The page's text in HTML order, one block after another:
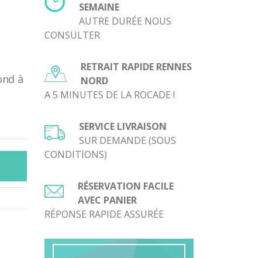
à
SEMAINE
AUTRE DURÉE NOUS
CONSULTER
RETRAIT RAPIDE RENNES
NORD
A 5 MINUTES DE LA ROCADE !
SERVICE LIVRAISON
SUR DEMANDE (SOUS
CONDITIONS)
RÉSERVATION FACILE
AVEC PANIER
RÉPONSE RAPIDE ASSURÉE